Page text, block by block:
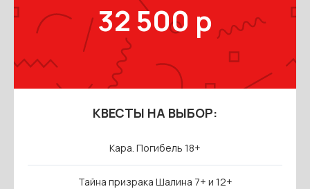
32 500 р
КВЕСТЫ НА ВЫБОР:
Кара. Погибель 18+
Тайна призрака Шалина 7+ и 12+